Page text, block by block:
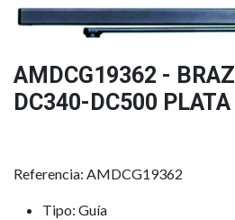
AMDCG19362 -
DC340-DC500 PLATA
Referencia: AMDCG19362
Tipo: Guía